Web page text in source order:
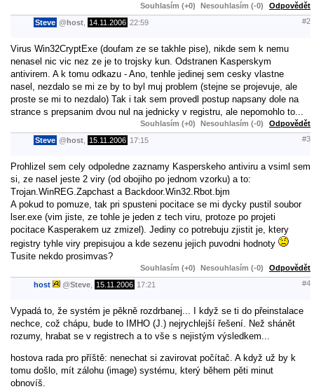
Souhlasím (+0) Nesouhlasím (-0) Odpovědět
Steve @host 14.11.2006 22:59 #2
Virus Win32CryptExe (doufam ze se takhle pise), nikde sem k nemu
nenasel nic vic nez ze je to trojsky kun. Odstranen Kasperskym
antivirem. A k tomu odkazu - Ano, tenhle jedinej sem cesky vlastne
nasel, nezdalo se mi ze by to byl muj problem (stejne se projevuje, ale
proste se mi to nezdalo) Tak i tak sem provedl postup napsany dole na
strance s prepsanim dvou nul na jednicky v registru, ale nepomohlo to...
Souhlasím (+0) Nesouhlasím (-0) Odpovědět
Steve @host 15.11.2006 17:15 #3
Prohlizel sem cely odpoledne zaznamy Kasperskeho antiviru a vsiml sem
si, ze nasel jeste 2 viry (od obojiho po jednom vzorku) a to:
Trojan.WinREG.Zapchast a Backdoor.Win32.Rbot.bjm
A pokud to pomuze, tak pri spusteni pocitace se mi dycky pustil soubor
lser.exe (vim jiste, ze tohle je jeden z tech viru, protoze po projeti
pocitace Kasperakem uz zmizel). Jediny co potrebuju zjistit je, ktery
registry tyhle viry prepisujou a kde sezenu jejich puvodni hodnoty
Tusite nekdo prosimvas?
Souhlasím (+0) Nesouhlasím (-0) Odpovědět
host @Steve 15.11.2006 17:21 #4
Vypadá to, že systém je pěkně rozdrbanej... I když se ti do přeinstalace
nechce, což chápu, bude to IMHO (J.) nejrychlejší řešení. Než shánět
rozumy, hrabat se v registrech a to vše s nejistým výsledkem...
hostova rada pro příště: nenechat si zavirovat počítač. A když už by k
tomu došlo, mít zálohu (image) systému, který během pěti minut
obnovíš.